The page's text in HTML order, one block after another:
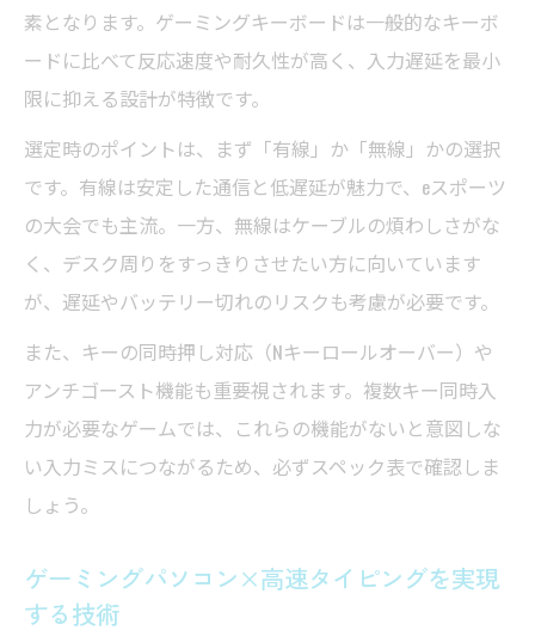
素となります。ゲーミングキーボードは一般的なキーボ
ードに比べて反応速度や耐久性が高く、入力遅延を最小
限に抑える設計が特徴です。
選定時のポイントは、まず「有線」か「無線」かの選択
です。有線は安定した通信と低遅延が魅力で、eスポーツ
の大会でも主流。一方、無線はケーブルの煩わしさがな
く、デスク周りをすっきりさせたい方に向いています
が、遅延やバッテリー切れのリスクも考慮が必要です。
また、キーの同時押し対応（Nキーロールオーバー）や
アンチゴースト機能も重要視されます。複数キー同時入
力が必要なゲームでは、これらの機能がないと意図しな
い入力ミスにつながるため、必ずスペック表で確認しま
しょう。
ゲーミングパソコン×高速タイピングを実現
する技術